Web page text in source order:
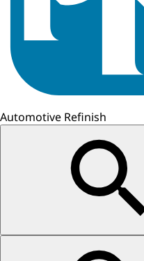
Automotive Refinish